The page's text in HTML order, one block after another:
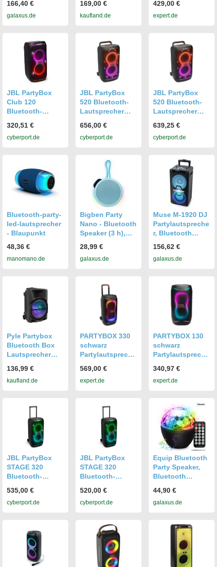
Lautsprecher,
Schwarz
166,40 €
galaxus.de
Lautsprecher,
450 Watt RMS
169,00 €
kaufland.de
429,00 €
expert.de
JBL PartyBox
Club 120
Bluetooth-
schwarz mit
Akku und
320,51 €
cyberport.de
JBL PartyBox
520 Bluetooth-
Lautsprecher
mit Akku und
Lichteffekten
656,00 €
cyberport.de
JBL PartyBox
520 Bluetooth-
Lautsprecher
mit Akku und
Lichteffekten
639,25 €
cyberport.de
Bluetooth-party-
led-lautsprecher
- Blaupunkt
48,36 €
manomano.de
Bigben Party
Nano - Bluetooth
Speaker (3 h),
Lautsprecher,
Blau
28,99 €
galaxus.de
Muse M-1920 DJ
Partylautspreche
r, Bluetooth
Schwarz
156,62 €
galaxus.de
Pyle Partybox
Bluetooth Box
Lautsprecher
Karaoke
Tragbar–Karaoke
Boombox –
Karaoke
Soundbox mit
Bluetooth, 800W
136,99 €
kaufland.de
PARTYBOX 330
schwarz
Partylautspreche
569,00 €
expert.de
PARTYBOX 130
schwarz
Partylautspreche
340,97 €
expert.de
JBL PartyBox
STAGE 320
Bluetooth-
schwarz mit
Akku und
535,00 €
cyberport.de
JBL PartyBox
STAGE 320
Bluetooth-
schwarz mit
Akku und
520,00 €
cyberport.de
Equip Bluetooth
Party Speaker,
Bluetooth
Schwarz
44,90 €
galaxus.de